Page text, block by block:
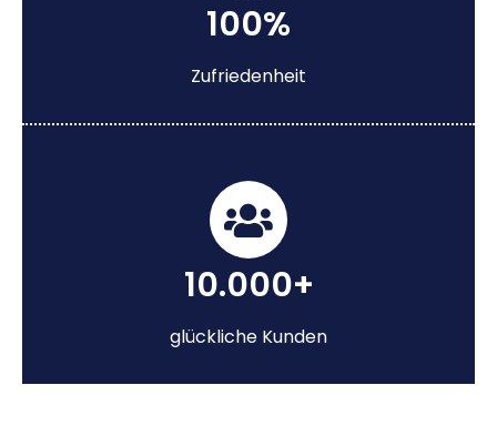
100%
Zufriedenheit
10.000+
glückliche Kunden